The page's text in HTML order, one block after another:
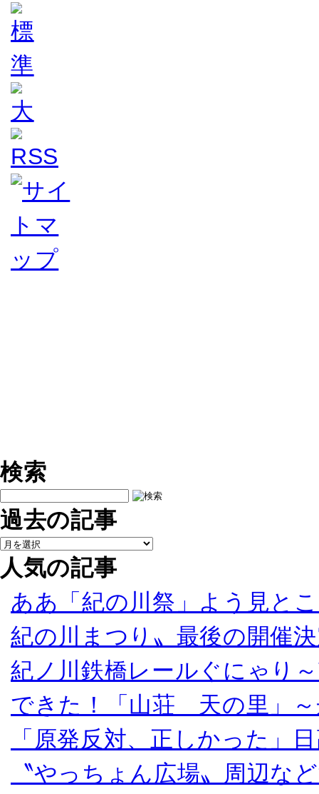
検索
過去の記事
人気の記事
ああ「紀の川祭」よう見と
紀の川まつり〟最後の開催
紀ノ川鉄橋レールぐにゃり
できた！「山荘 天の里」～
「原発反対、正しかった」
〝やっちょん広場〟周辺な